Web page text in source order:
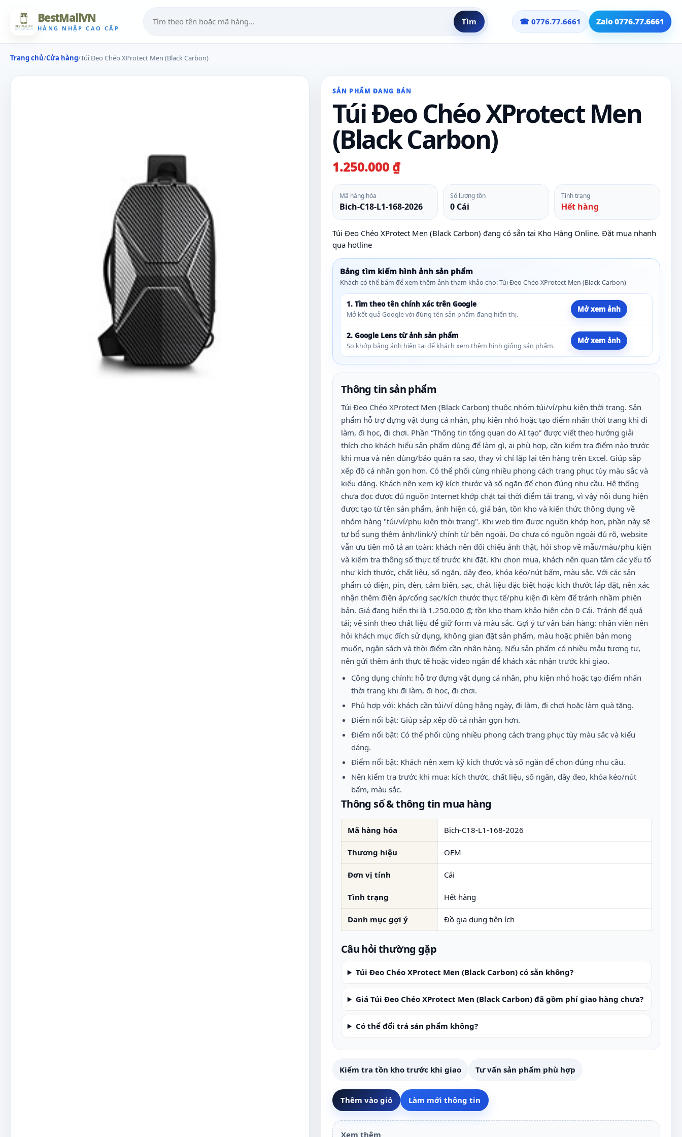
BestMallVN
HÀNG NHẬP CAO CẤP
Tìm ☎ 0776.77.6661 Zalo 0776.77.6661
Trang chủ/Cửa hàng/Túi Đeo Chéo XProtect Men (Black Carbon)
SẢN PHẨM ĐANG BÁN
Túi Đeo Chéo XProtect Men
(Black Carbon)
1.250.000 ₫
Mã hàng hóa
Bich-C18-L1-168-2026
Số lượng tồn
0 Cái
Tình trạng
Hết hàng
Túi Đeo Chéo XProtect Men (Black Carbon) đang có sẵn tại Kho Hàng Online. Đặt mua nhanh
qua hotline
Bảng tìm kiếm hình ảnh sản phẩm
Khách có thể bấm để xem thêm ảnh tham khảo cho: Túi Đeo Chéo XProtect Men (Black Carbon)
1. Tìm theo tên chính xác trên Google
Mở kết quả Google với đúng tên sản phẩm đang hiển thị.
Mở xem ảnh
2. Google Lens từ ảnh sản phẩm
So khớp bằng ảnh hiện tại để khách xem thêm hình giống sản phẩm.
Mở xem ảnh
Thông tin sản phẩm
Túi Đeo Chéo XProtect Men (Black Carbon) thuộc nhóm túi/ví/phụ kiện thời trang. Sản
phẩm hỗ trợ đựng vật dụng cá nhân, phụ kiện nhỏ hoặc tạo điểm nhấn thời trang khi đi
làm, đi học, đi chơi. Phần “Thông tin tổng quan do AI tạo” được viết theo hướng giải
thích cho khách hiểu sản phẩm dùng để làm gì, ai phù hợp, cần kiểm tra điểm nào trước
khi mua và nên dùng/bảo quản ra sao, thay vì chỉ lặp lại tên hàng trên Excel. Giúp sắp
xếp đồ cá nhân gọn hơn. Có thể phối cùng nhiều phong cách trang phục tùy màu sắc và
kiểu dáng. Khách nên xem kỹ kích thước và số ngăn để chọn đúng nhu cầu. Hệ thống
chưa đọc được đủ nguồn Internet khớp chặt tại thời điểm tải trang, vì vậy nội dung hiện
được tạo từ tên sản phẩm, ảnh hiện có, giá bán, tồn kho và kiến thức thông dụng về
nhóm hàng "túi/ví/phụ kiện thời trang". Khi web tìm được nguồn khớp hơn, phần này sẽ
tự bổ sung thêm ảnh/link/ý chính từ bên ngoài. Do chưa có nguồn ngoài đủ rõ, website
vẫn ưu tiên mô tả an toàn: khách nên đối chiếu ảnh thật, hỏi shop về mẫu/màu/phụ kiện
và kiểm tra thông số thực tế trước khi đặt. Khi chọn mua, khách nên quan tâm các yếu tố
như kích thước, chất liệu, số ngăn, dây đeo, khóa kéo/nút bấm, màu sắc. Với các sản
phẩm có điện, pin, đèn, cảm biến, sạc, chất liệu đặc biệt hoặc kích thước lắp đặt, nên xác
nhận thêm điện áp/cổng sạc/kích thước thực tế/phụ kiện đi kèm để tránh nhầm phiên
bản. Giá đang hiển thị là 1.250.000 ₫; tồn kho tham khảo hiện còn 0 Cái. Tránh để quá
tải; vệ sinh theo chất liệu để giữ form và màu sắc. Gợi ý tư vấn bán hàng: nhân viên nên
hỏi khách mục đích sử dụng, không gian đặt sản phẩm, màu hoặc phiên bản mong
muốn, ngân sách và thời điểm cần nhận hàng. Nếu sản phẩm có nhiều mẫu tương tự,
nên gửi thêm ảnh thực tế hoặc video ngắn để khách xác nhận trước khi giao.
Công dụng chính: hỗ trợ đựng vật dụng cá nhân, phụ kiện nhỏ hoặc tạo điểm nhấn
thời trang khi đi làm, đi học, đi chơi.
Phù hợp với: khách cần túi/ví dùng hằng ngày, đi làm, đi chơi hoặc làm quà tặng.
Điểm nổi bật: Giúp sắp xếp đồ cá nhân gọn hơn.
Điểm nổi bật: Có thể phối cùng nhiều phong cách trang phục tùy màu sắc và kiểu
dáng.
Điểm nổi bật: Khách nên xem kỹ kích thước và số ngăn để chọn đúng nhu cầu.
Nên kiểm tra trước khi mua: kích thước, chất liệu, số ngăn, dây đeo, khóa kéo/nút
bấm, màu sắc.
Thông số & thông tin mua hàng
Mã hàng hóa Bich-C18-L1-168-2026
Thương hiệu OEM
Đơn vị tính Cái
Tình trạng Hết hàng
Danh mục gợi ý Đồ gia dụng tiện ích
Câu hỏi thường gặp
Túi Đeo Chéo XProtect Men (Black Carbon) có sẵn không?
Giá Túi Đeo Chéo XProtect Men (Black Carbon) đã gồm phí giao hàng chưa?
Có thể đổi trả sản phẩm không?
Kiểm tra tồn kho trước khi giao Tư vấn sản phẩm phù hợp
Thêm vào giỏ Làm mới thông tin
Xem thêm